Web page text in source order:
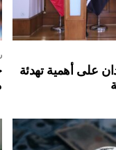
على أهمية تهدئة